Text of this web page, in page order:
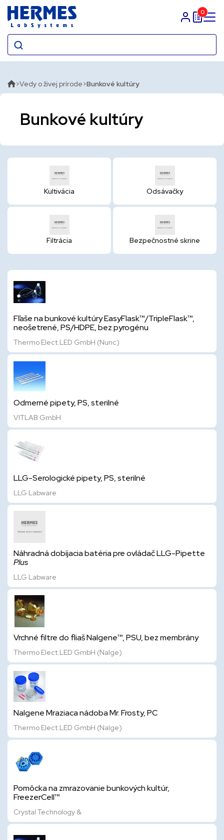
Prihlasit sa
0
Vedy o živej prírode Bunkové kultúry
Bunkové kultúry
Kultivácia Odsávačky
Filtrácia Bezpečnostné skrine
Fľaše na bunkové kultúry EasyFlask™/TripleFlask™,
neošetrené, PS/HDPE, bez pyrogénu
Thermo Elect.LED GmbH (Nunc)
Odmerné pipety, PS, sterilné
VITLAB GmbH
LLG-Serologické pipety, PS, sterilné
LLG Labware
Náhradná dobíjacia batéria pre ovládač LLG-Pipette
Plus
LLG Labware
Vrchné filtre do fliaš Nalgene™, PSU, bez membrány
Thermo Elect.LED GmbH (Nalge)
Nalgene Mraziaca nádoba Mr. Frosty, PC
Thermo Elect.LED GmbH (Nalge)
Pomôcka na zmrazovanie bunkových kultúr,
FreezerCell™
Crystal Technology &